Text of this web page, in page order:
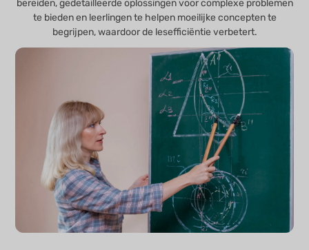
bereiden, gedetailleerde oplossingen voor complexe problemen
te bieden en leerlingen te helpen moeilijke concepten te
begrijpen, waardoor de lesefficiëntie verbetert.